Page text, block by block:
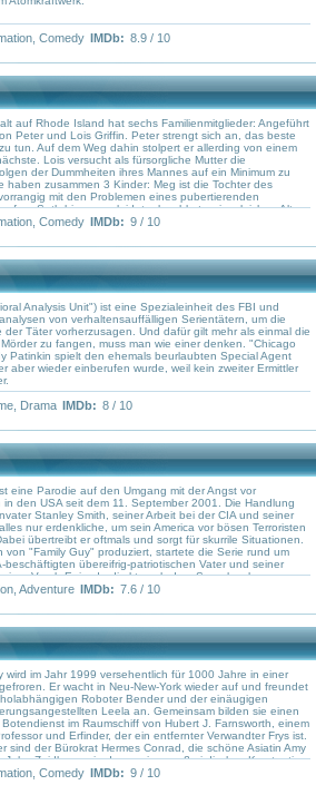
Comedy IMDb: 8.9 / 10
auf Rhode Island hat sechs Familienmitglieder: Angeführt
Peter und Lois Griffin. Peter strengt sich an, das beste
tun. Auf dem Weg dahin stolpert er allerding von einem
Lois versucht als fürsorgliche Mutter die
der Dummheiten ihres Mannes auf ein Minimum zu
haben zusammen 3 Kinder: Meg ist die Tochter des
mit den Problemen eines pubertierenden
Seth hingegen leidet, obwohl etwa im gleichen Alter
vor allem unter seiner Dummheit. Das genaue Gegenteil
Mordphantasien gegen Lois und Weltherrschaftsplänen
bringt ihn öfter in Konflikt mit dem letzten Mitglied
und etwas yuppiehaften Hund Brian, der
sprechen kann. Die weiteren Figuren der Serie stellen vor
NAchbaren der Familie dar: etwa der pädophile
der Rollstuhlfahrer uvm.
Comedy IMDb: 9 / 10
Analysis Unit") ist eine Spezialeinheit des FBI und
von verhaltensauffälligen Serientätern, um die
der Täter vorherzusagen. Und dafür gilt mehr als einmal die
zu fangen, muss man wie einer denken. "Chicago
Patinkin spielt den ehemals beurlaubten Special Agent
aber wieder einberufen wurde, weil kein zweiter Ermittler
Drama IMDb: 8 / 10
eine Parodie auf den Umgang mit der Angst vor
in den USA seit dem 11. September 2001. Die Handlung
Stanley Smith, seiner Arbeit bei der CIA und seiner
nur erdenkliche, um sein America vor bösen Terroristen
übertreibt er oftmals und sorgt für skurrile Situationen.
von "Family Guy" produziert, startete die Serie rund um
beschäftigten übereifrig-patriotischen Vater und seiner
Vorab-Episode direkt nach dem Superbowl.
Adventure IMDb: 7.6 / 10
wird im Jahr 1999 versehentlich für 1000 Jahre in einer
Er wacht in Neu-New-York wieder auf und freundet
Roboter Bender und der einäugigen
Leela an. Gemeinsam bilden sie einen
im Raumschiff von Hubert J. Farnsworth, einem
und Erfinder, der ein entfernter Verwandter Frys ist.
sind der Bürokrat Hermes Conrad, die schöne Asiatin Amy
John Zoidberg, ein depressives außerirdisches Krustentier.
süßes und unglaublich gefräßiges kleines Monster, das
Comedy IMDb: 9 / 10